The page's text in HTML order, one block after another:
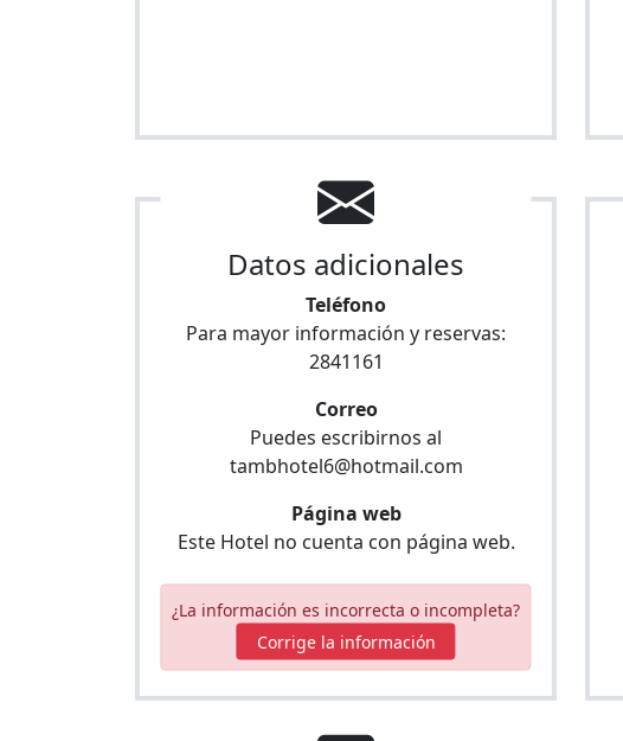
Datos adicionales
Teléfono
Para mayor información y reservas:
2841161
Correo
Puedes escribirnos al
tambhotel6@hotmail.com
Página web
Este Hotel no cuenta con página web.
¿La información es incorrecta o incompleta?
Corrige la información